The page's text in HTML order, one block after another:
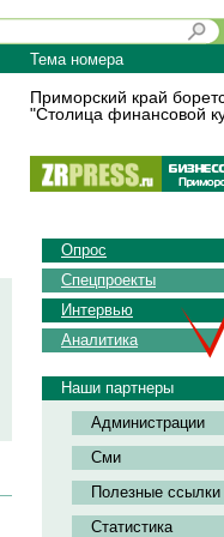
Тема номера
Приморский край
"Столица финансовой
Опрос
Спецпроекты
Интервью
Аналитика
Наши партнеры
Администрации
Сми
Полезные ссылки
Статистика